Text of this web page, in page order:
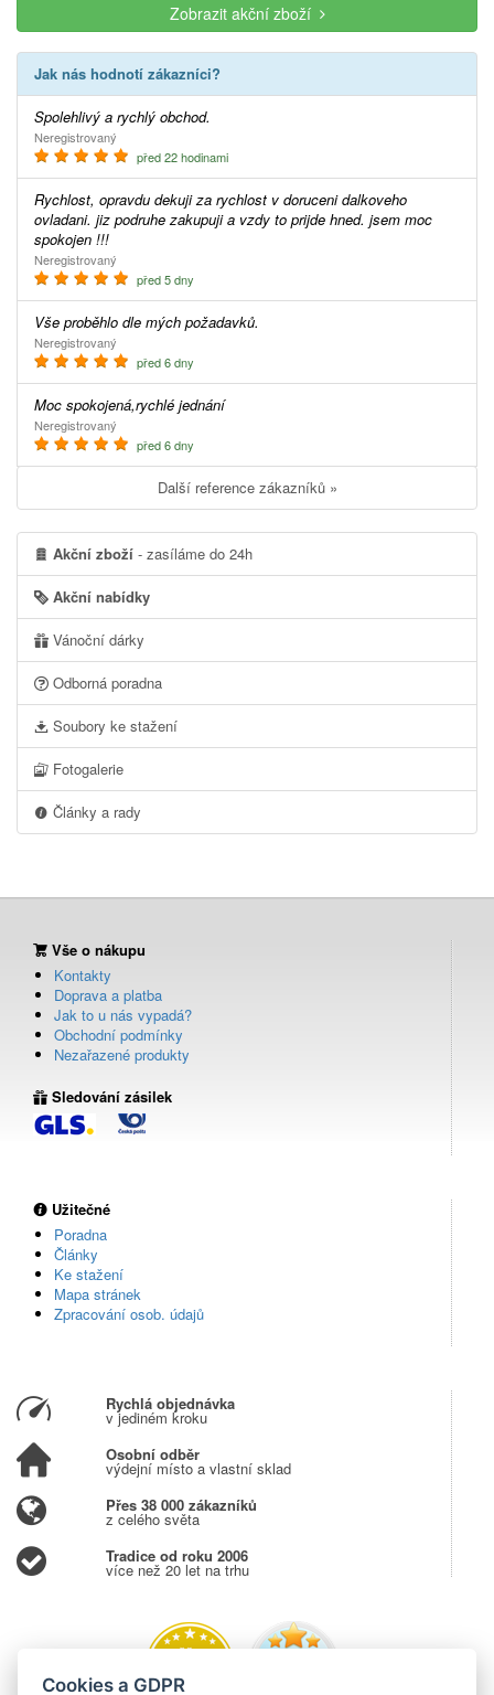
Zobrazit akční zboží
Jak nás hodnotí zákazníci?
Spolehlivý a rychlý obchod.
Neregistrovaný
před 22 hodinami
Rychlost, opravdu dekuji za rychlost v doruceni dalkoveho
ovladani. jiz podruhe zakupuji a vzdy to prijde hned. jsem moc
spokojen !!!
Neregistrovaný
před 5 dny
Vše proběhlo dle mých požadavků.
Neregistrovaný
před 6 dny
Moc spokojená,rychlé jednání
Neregistrovaný
před 6 dny
Další reference zákazníků »
Akční zboží - zasíláme do 24h
Akční nabídky
Vánoční dárky
Odborná poradna
Soubory ke stažení
Fotogalerie
Články a rady
Vše o nákupu
Kontakty
Doprava a platba
Jak to u nás vypadá?
Obchodní podmínky
Nezařazené produkty
Sledování zásilek
Užitečné
Poradna
Články
Ke stažení
Mapa stránek
Zpracování osob. údajů
Rychlá objednávka
v jediném kroku
Osobní odběr
výdejní místo a vlastní sklad
Přes 38 000 zákazníků
z celého světa
Tradice od roku 2006
více než 20 let na trhu
Cookies a GDPR